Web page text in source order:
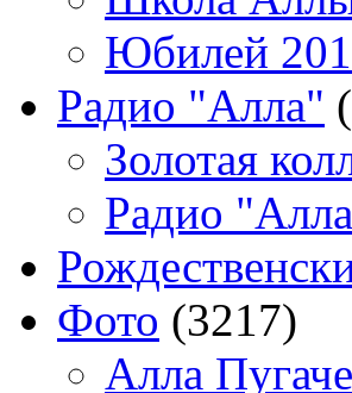
Юбилей
Радио "Алла"
Золотая
Радио
Фото (3217)
Алла